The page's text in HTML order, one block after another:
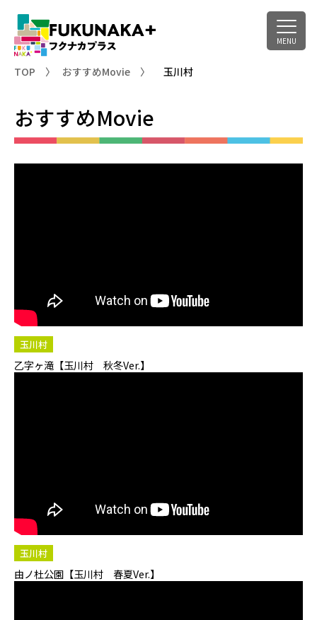
TOP おすすめMovie 玉川村
おすすめMovie
玉川村
乙字ヶ滝【玉川村 秋冬Ver.】
玉川村
由ノ杜公園【玉川村 春夏Ver.】